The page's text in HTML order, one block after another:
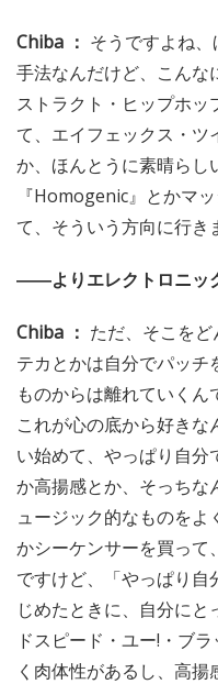
Chiba ： そうですよね
手法なんだけど、こんな
ストラクト・ヒップホッ
て、エイフェックス・ツ
か、ほんとうに素晴らし
『Homogenic』とかマ
て、そういう方向に行き
――よりエレクトロニッ
Chiba ： ただ、そこを
テカとかは自分でパッチ
ものからは離れていく
これが心の底から好きな
い始めて、やっぱり自分
か高揚感とか、そっちな
ュージック的なものをよ
かシーケンサーを買って
ですけど、「やっぱり自
じめたときに、自分に
ドスピード・ユー!・ブ
く肉体性があるし、高